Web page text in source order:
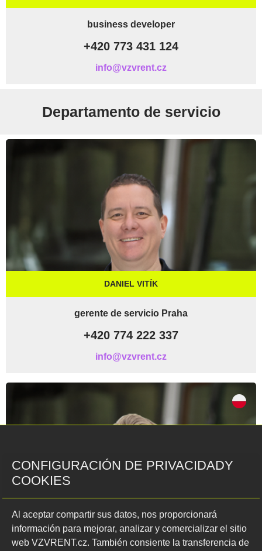
business developer
+420 773 431 124
info@vzvrent.cz
Departamento de servicio
DANIEL VITÍK
gerente de servicio Praha
+420 774 222 337
info@vzvrent.cz
DAVID PRIESOL
CONFIGURACIÓN DE PRIVACIDADY
COOKIES
Al aceptar compartir sus datos, nos proporcionará
información para mejorar, analizar y comercializar el sitio
web VZVRENT.cz. También consiente la transferencia de